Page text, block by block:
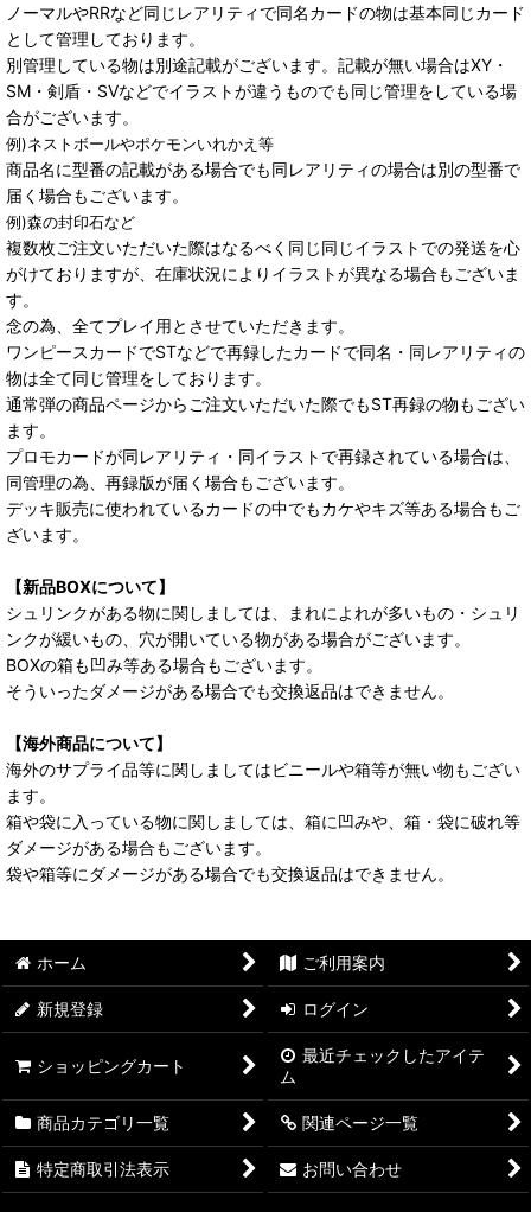
ノーマルやRRなど同じレアリティで同名カードの物は基本同じカード
として管理しております。
別管理している物は別途記載がございます。記載が無い場合はXY・
SM・剣盾・SVなどでイラストが違うものでも同じ管理をしている場
合がございます。
例)ネストボールやポケモンいれかえ等
商品名に型番の記載がある場合でも同レアリティの場合は別の型番で
届く場合もございます。
例)森の封印石など
複数枚ご注文いただいた際はなるべく同じ同じイラストでの発送を心
がけておりますが、在庫状況によりイラストが異なる場合もございま
す。
念の為、全てプレイ用とさせていただきます。
ワンピースカードでSTなどで再録したカードで同名・同レアリティの
物は全て同じ管理をしております。
通常弾の商品ページからご注文いただいた際でもST再録の物もござい
ます。
プロモカードが同レアリティ・同イラストで再録されている場合は、
同管理の為、再録版が届く場合もございます。
デッキ販売に使われているカードの中でもカケやキズ等ある場合もご
ざいます。
【新品BOXについて】
シュリンクがある物に関しましては、まれによれが多いもの・シュリ
ンクが緩いもの、穴が開いている物がある場合がございます。
BOXの箱も凹み等ある場合もございます。
そういったダメージがある場合でも交換返品はできません。
【海外商品について】
海外のサプライ品等に関しましてはビニールや箱等が無い物もござい
ます。
箱や袋に入っている物に関しましては、箱に凹みや、箱・袋に破れ等
ダメージがある場合もございます。
袋や箱等にダメージがある場合でも交換返品はできません。
ホーム ご利用案内
新規登録 ログイン
ショッピングカート
最近チェックしたアイテ
ム
商品カテゴリ一覧 関連ページ一覧
特定商取引法表示 お問い合わせ